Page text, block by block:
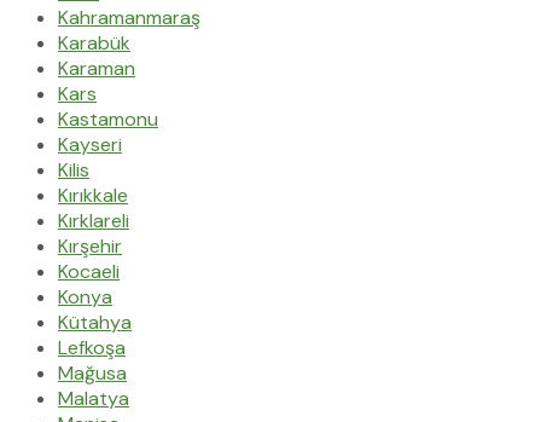
Kahramanmaraş
Karabük
Karaman
Kars
Kastamonu
Kayseri
Kilis
Kırıkkale
Kırklareli
Kırşehir
Kocaeli
Konya
Kütahya
Lefkoşa
Mağusa
Malatya